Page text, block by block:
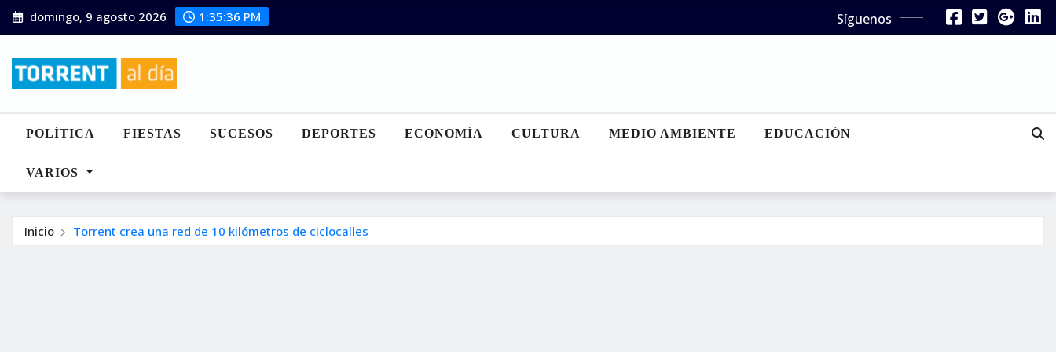
Saltar
al
domingo, 9 agosto 2026 1:35:37 PM Síguenos
POLÍTICA FIESTAS SUCESOS DEPORTES ECONOMÍA CULTURA MEDIO AMBIENTE EDUCACIÓN
VARIOS
Inicio Torrent crea una red de 10 kilómetros de ciclocalles